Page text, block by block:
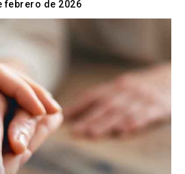
febrero de 2026